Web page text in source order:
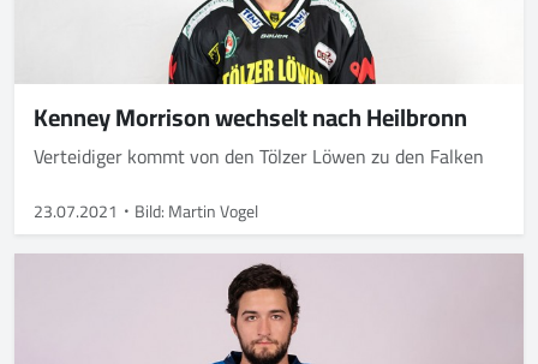
Kenney Morrison wechselt nach Heilbronn
Verteidiger kommt von den Tölzer Löwen zu den Falken
23.07.2021 Bild: Martin Vogel